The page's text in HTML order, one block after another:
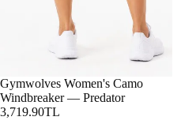
Gymwolves Women's Camo
Windbreaker — Predator
3,719.90TL